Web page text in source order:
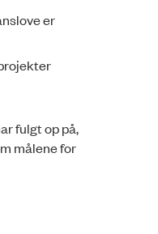
er
fulgt op på,
målene for